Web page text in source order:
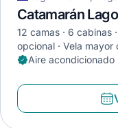
Catamarán
12 camas 6 cabinas
opcional
Vela mayor
Aire acondicionado